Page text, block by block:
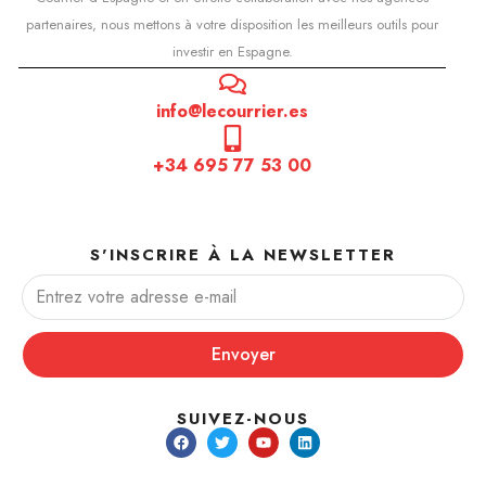
partenaires, nous mettons à votre disposition les meilleurs outils pour
investir en Espagne.
info@lecourrier.es
+34 695 77 53 00
S'INSCRIRE À LA NEWSLETTER
Envoyer
SUIVEZ-NOUS